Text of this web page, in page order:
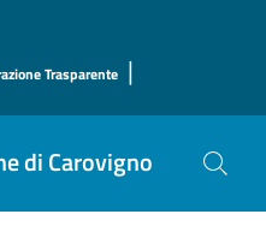
Trasparente |
di Carovigno